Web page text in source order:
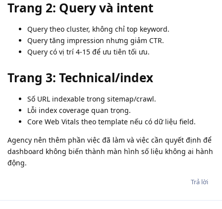
Trang 2: Query và intent
Query theo cluster, không chỉ top keyword.
Query tăng impression nhưng giảm CTR.
Query có vị trí 4-15 để ưu tiên tối ưu.
Trang 3: Technical/index
Số URL indexable trong sitemap/crawl.
Lỗi index coverage quan trọng.
Core Web Vitals theo template nếu có dữ liệu field.
Agency nên thêm phần việc đã làm và việc cần quyết định để
dashboard không biến thành màn hình số liệu không ai hành
động.
Trả lời